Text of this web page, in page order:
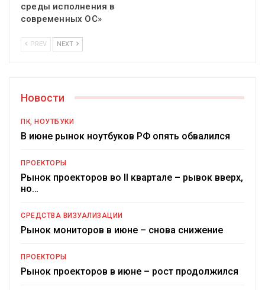
среды исполнения в
современных ОС»
PREV NEXT
Новости
ПК, НОУТБУКИ
В июне рынок ноутбуков РФ опять обвалился
ПРОЕКТОРЫ
Рынок проекторов во II квартале – рывок вверх,
но…
СРЕДСТВА ВИЗУАЛИЗАЦИИ
Рынок мониторов в июне – снова снижение
ПРОЕКТОРЫ
Рынок проекторов в июне – рост продолжился